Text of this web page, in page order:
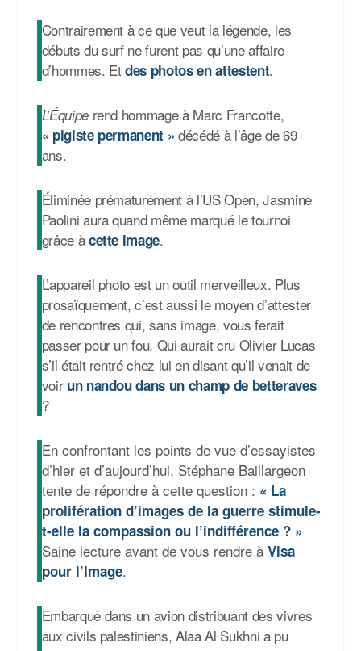
Contrairement à ce que veut la légende, les
débuts du surf ne furent pas qu’une affaire
d’hommes. Etdes photos en attestent.
L’Équiperend hommage à Marc Francotte,
« pigiste permanent » décédé à l’âge de 69
ans.
Éliminée prématurément à l’US Open, Jasmine
Paolini aura quand même marqué le tournoi
grâce àcette image.
L’appareil photo est un outil merveilleux. Plus
prosaïquement, c’est aussi le moyen d’attester
de rencontres qui, sans image, vous ferait
passer pour un fou. Qui aurait cru Olivier Lucas
s’il était rentré chez lui en disant qu’il venait de
voir un nandou dans un champ de betteraves
?
En confrontant les points de vue d’essayistes
d’hier et d’aujourd’hui, Stéphane Baillargeon
tente de répondre à cette question : « La
prolifération d’images de la guerre stimule-
t-elle la compassion ou l’indifférence ? »
Saine lecture avant de vous rendre à Visa
pour l’Image.
Embarqué dans un avion distribuant des vivres
aux civils palestiniens, Alaa Al Sukhni a pu